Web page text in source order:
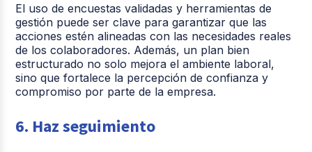
El uso de encuestas validadas y herramientas de
gestión puede ser clave para garantizar que las
acciones estén alineadas con las necesidades reales
de los colaboradores. Además, un plan bien
estructurado no solo mejora el ambiente laboral,
sino que fortalece la percepción de confianza y
compromiso por parte de la empresa.
6. Haz seguimiento